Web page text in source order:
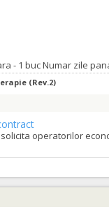
(Rev.2)
operatorilor